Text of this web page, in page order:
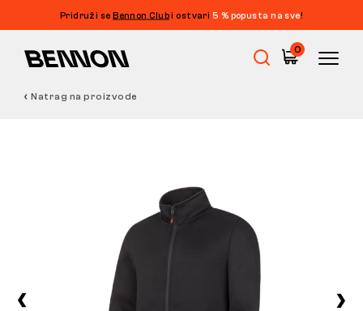
Pridruži seBennon Clubi ostvari 5 % popusta na sve!
0
Natrag na proizvode